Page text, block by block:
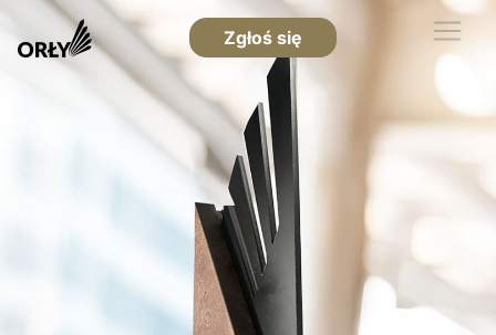
Zgłoś się